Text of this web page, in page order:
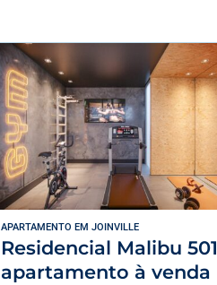
APARTAMENTO EM JOINVILLE
Residencial Malibu 501
apartamento à venda